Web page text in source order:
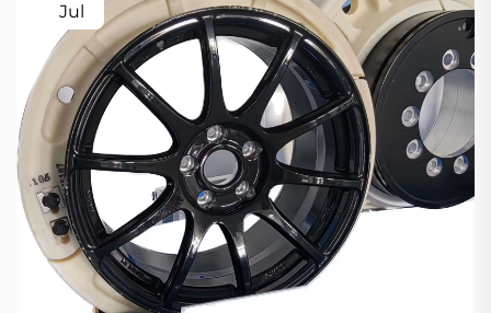
Jul